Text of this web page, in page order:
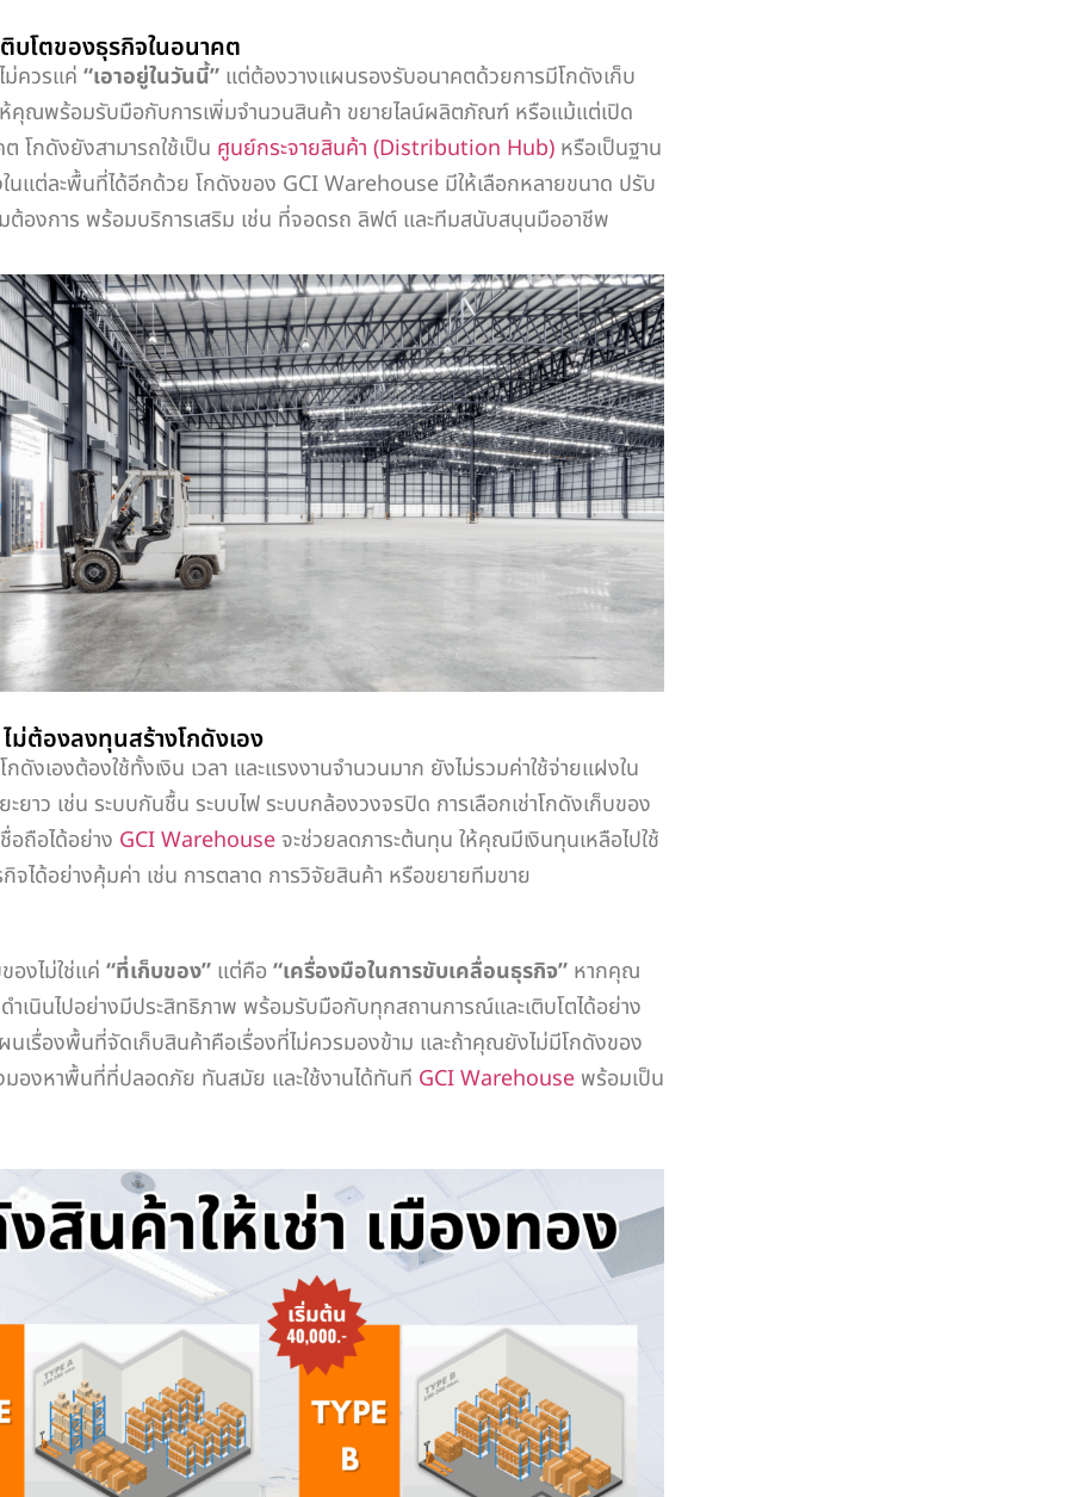
บโตของธุรกิจในอนาคต
วรแค่ “เอาอยู่ในวันนี้” แต่ต้องวางแผนรองรับอนาคตด้วยการมีโกดังเก็บ
ห้คุณพร้อมรับมือกับการเพิ่มจำนวนสินค้า ขยายไลน์ผลิตภัณฑ์ หรือแม้แต่เปิด
โกดังยังสามารถใช้เป็น ศูนย์กระจายสินค้า (Distribution Hub) หรือเป็นฐาน
นแต่ละพื้นที่ได้อีกด้วย โกดังของ GCI Warehouse มีให้เลือกหลายขนาด ปรับ
ต้องการ พร้อมบริการเสริม เช่น ที่จอดรถ ลิฟต์ และทีมสนับสนุนมืออาชีพ
ม่ต้องลงทุนสร้างโกดังเอง
องต้องใช้ทั้งเงิน เวลา และแรงงานจำนวนมาก ยังไม่รวมค่าใช้จ่ายแฝงใน
ะยาว เช่น ระบบกันชื้น ระบบไฟ ระบบกล้องวงจรปิด การเลือกเช่าโกดังเก็บของ
อถือได้อย่าง GCI Warehouseจะช่วยลดภาระต้นทุน ให้คุณมีเงินทุนเหลือไปใช้
จได้อย่างคุ้มค่า เช่น การตลาด การวิจัยสินค้า หรือขยายทีมขาย
ไม่ใช่แค่ “ที่เก็บของ” แต่คือ “เครื่องมือในการขับเคลื่อนธุรกิจ” หากคุณ
ำเนินไปอย่างมีประสิทธิภาพ พร้อมรับมือกับทุกสถานการณ์และเติบโตได้อย่าง
นเรื่องพื้นที่จัดเก็บสินค้าคือเรื่องที่ไม่ควรมองข้าม และถ้าคุณยังไม่มีโกดังของ
มองหาพื้นที่ที่ปลอดภัย ทันสมัย และใช้งานได้ทันที GCI Warehouse พร้อมเป็น